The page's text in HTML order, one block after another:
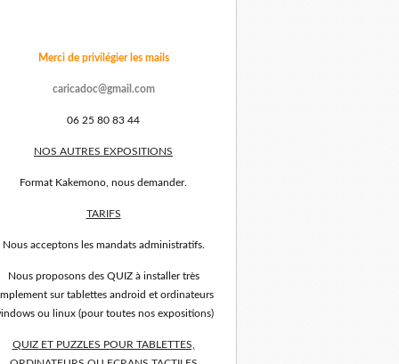
Merci de privilégier les mails
caricadoc@gmail.com
06 25 80 83 44
NOS AUTRES EXPOSITIONS
Format Kakemono, nous demander.
TARIFS
Nous acceptons les mandats administratifs.
Nous proposons des QUIZ à installer très
sur tablettes android et ordinateurs
ou linux (pour toutes nos expositions)
QUIZ ET PUZZLES POUR TABLETTES,